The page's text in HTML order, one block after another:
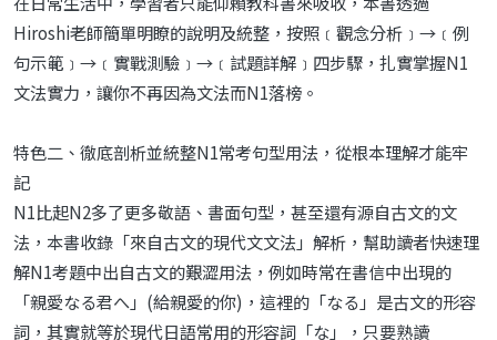
Hiroshi老師簡單明瞭的說明及統整，按照﹝觀念分析﹞→﹝例
句示範﹞→﹝實戰測驗﹞→﹝試題詳解﹞四步驟，扎實掌握N1
文法實力，讓你不再因為文法而N1落榜。
特色二、徹底剖析並統整N1常考句型用法，從根本理解才能牢
記
N1比起N2多了更多敬語、書面句型，甚至還有源自古文的文
法，本書收錄「來自古文的現代文文法」解析，幫助讀者快速理
解N1考題中出自古文的艱澀用法，例如時常在書信中出現的
「親愛なる君へ」(給親愛的你)，這裡的「なる」是古文的形容
詞，其實就等於現代日語常用的形容詞「な」，只要熟讀